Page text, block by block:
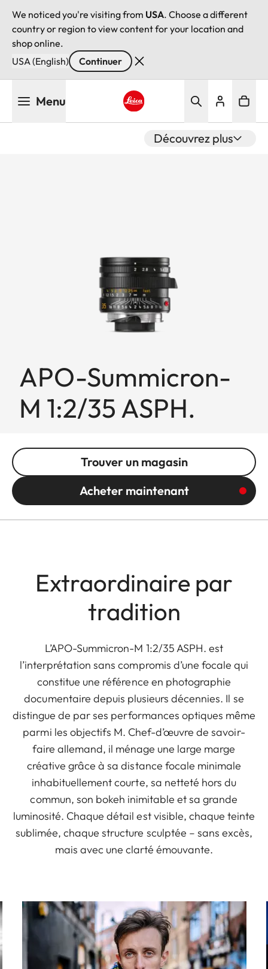
We noticed you're visiting from USA. Choose a different
country or region to view content for your location and
shop online.
USA (English)
Continuer
Menu
Découvrez plus
APO-Summicron-
M 1:2/35 ASPH.
Trouver un magasin
Acheter maintenant
Extraordinaire par
tradition
L’APO-Summicron-M 1:2/35 ASPH. est
l’interprétation sans compromis d’une focale qui
constitue une référence en photographie
documentaire depuis plusieurs décennies. Il se
distingue de par ses performances optiques même
parmi les objectifs M. Chef-d’œuvre de savoir-
faire allemand, il ménage une large marge
créative grâce à sa distance focale minimale
inhabituellement courte, sa netteté hors du
commun, son bokeh inimitable et sa grande
luminosité. Chaque détail est visible, chaque teinte
sublimée, chaque structure sculptée – sans excès,
mais avec une clarté émouvante.